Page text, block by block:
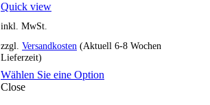
Quick view
inkl. MwSt.
zzgl. Versandkosten (Aktuell 6-8 Wochen
Lieferzeit)
Wählen Sie eine Option
Close